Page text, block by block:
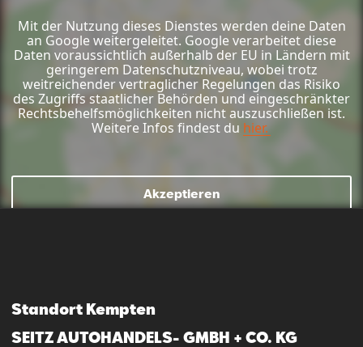
Mit der Nutzung dieses Dienstes werden deine Daten
an Google weitergeleitet. Google verarbeitet diese
Daten voraussichtlich außerhalb der EU in Ländern mit
geringerem Datenschutzniveau, wobei trotz
weitreichender vertraglicher Regelungen das Risiko
des Zugriffs staatlicher Behörden und eingeschränkter
Rechtsbehelfsmöglichkeiten nicht auszuschließen ist.
Weitere Infos findest du hier.
Akzeptieren
Standort Kempten
SEITZ AUTOHANDELS- GMBH + CO. KG